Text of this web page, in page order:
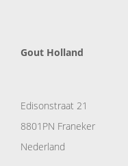
Gout Holland
Edisonstraat 21
8801PN Franeker
Nederland